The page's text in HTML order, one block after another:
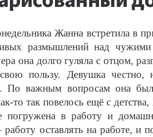
Жанна встретила в
размышлений над
она долго гуляла с отцом,
пользу. Девушка честно,
По важным вопросам она
то так повелось ещё с
погружена в работу и
оставлять на работе, и